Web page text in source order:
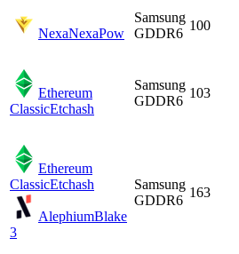
NexaNexaPow
Samsung
GDDR6
100
Ethereum
ClassicEtchash
Samsung
GDDR6
103
Ethereum
ClassicEtchash
AlephiumBlake
3
Samsung
GDDR6
163